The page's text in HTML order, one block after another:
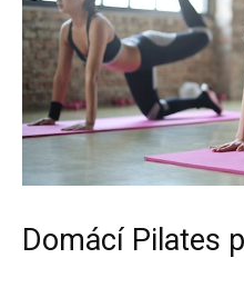
Domácí Pilates